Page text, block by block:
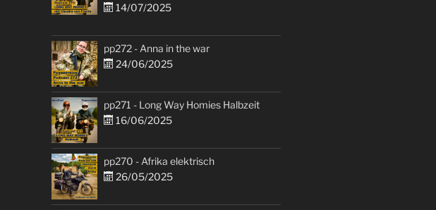
14/07/2025
pp272 - Anna in the war
24/06/2025
pp271 - Long Way Homies Halbzeit
16/06/2025
pp270 - Afrika elektrisch
26/05/2025